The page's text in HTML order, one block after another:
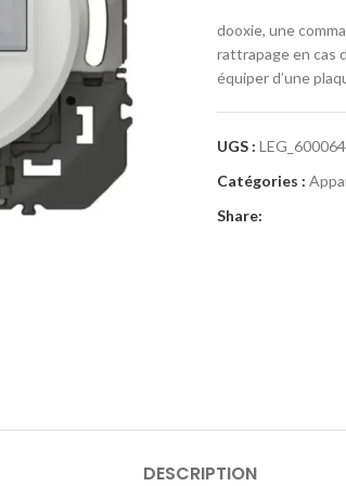
dooxie, une
rattrapage en cas
équiper d’une
UGS :
Catégories :
Share:
DESCRIPTION